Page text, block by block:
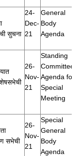
सुचना
24-
Dec-
21
General
Body
Agenda
26-
Nov-
21
Standing
Committee
Agenda for
Special
Meeting
सभेची
26-
Nov-
21
Special
General
Body
Agenda